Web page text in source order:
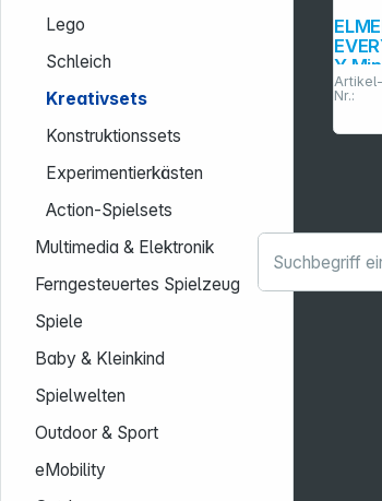
Lego
Schleich
Kreativsets
Konstruktionssets
Experimentierkästen
Action-Spielsets
Multimedia & Elektronik
Ferngesteuertes Spielzeug
Spiele
Baby & Kleinkind
Spielwelten
Outdoor & Sport
eMobility
Y
Gold &
Rot
Artikel-
Nr.: